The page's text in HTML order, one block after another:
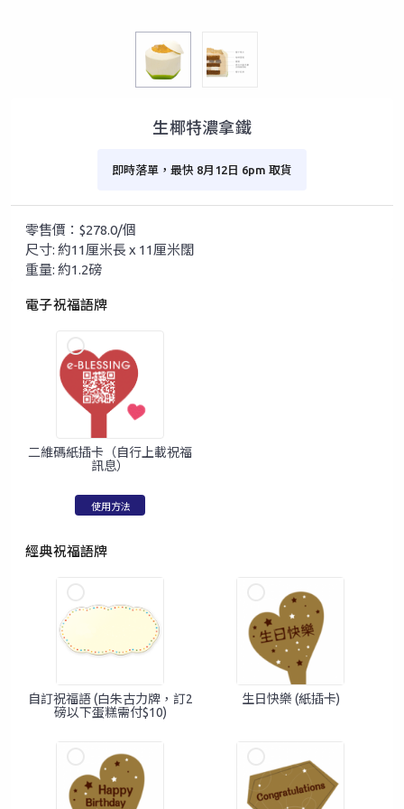
手提電話登入 電郵地址登入
密碼*
生椰特濃拿鐵
即時落單，最快 8月12日 6pm 取貨
零售價：$278.0/個
尺寸: 約11厘米長 x 11厘米闊
重量: 約1.2磅
電子祝福語牌
二維碼紙插卡（自行上載祝福
訊息）
使用方法
經典祝福語牌
自訂祝福語 (白朱古力牌，訂2
磅以下蛋糕需付$10)
生日快樂 (紙插卡)